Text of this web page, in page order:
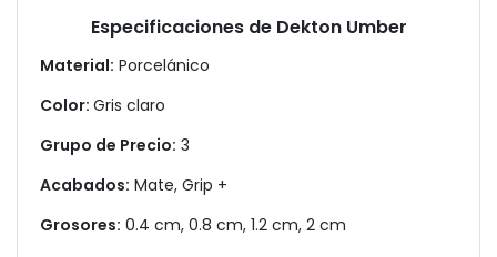
Especificaciones de Dekton Umber
Material: Porcelánico
Color: Gris claro
Grupo de Precio: 3
Acabados: Mate, Grip +
Grosores: 0.4 cm, 0.8 cm, 1.2 cm, 2 cm